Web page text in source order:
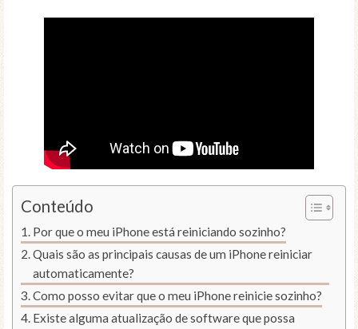
Conteúdo
Por que o meu iPhone está reiniciando sozinho?
Quais são as principais causas de um iPhone reiniciar
automaticamente?
Como posso evitar que o meu iPhone reinicie sozinho?
Existe alguma atualização de software que possa